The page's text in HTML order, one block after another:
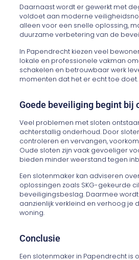
Daarnaast wordt er gewerkt met
voldoet aan moderne
alleen voor een snelle oplossing,
duurzame verbetering van de
In Papendrecht kiezen veel
lokale en professionele vakman
schakelen en betrouwbaar werk
momenten dat het er echt toe doet.
Goede beveiliging begint bij
Veel problemen met sloten
achterstallig onderhoud. Door
controleren en vervangen,
Oude sloten zijn vaak gevoeliger
bieden minder weerstand tegen
Een slotenmaker kan adviseren
oplossingen zoals SKG-gekeurde
beveiligingsbeslag. Daarmee
aanzienlijk verkleind en verhoog je
woning.
Conclusie
Een slotenmaker in Papendrecht is